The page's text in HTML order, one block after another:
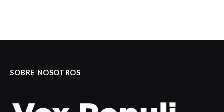
SOBRE NOSOTROS